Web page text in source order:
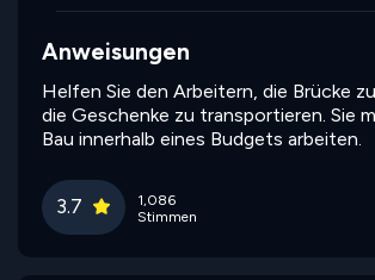
Anweisungen
Helfen Sie den Arbeitern, die Brücke
die Geschenke zu transportieren. Sie
Bau innerhalb eines Budgets arbeiten.
3.7
1,086
Stimmen